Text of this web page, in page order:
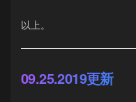
以上。
09.25.2019更新